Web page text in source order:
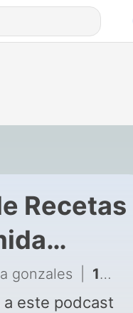
Recetas
gonzales 1 - Aprende recetas de comida peruana
a este podcast